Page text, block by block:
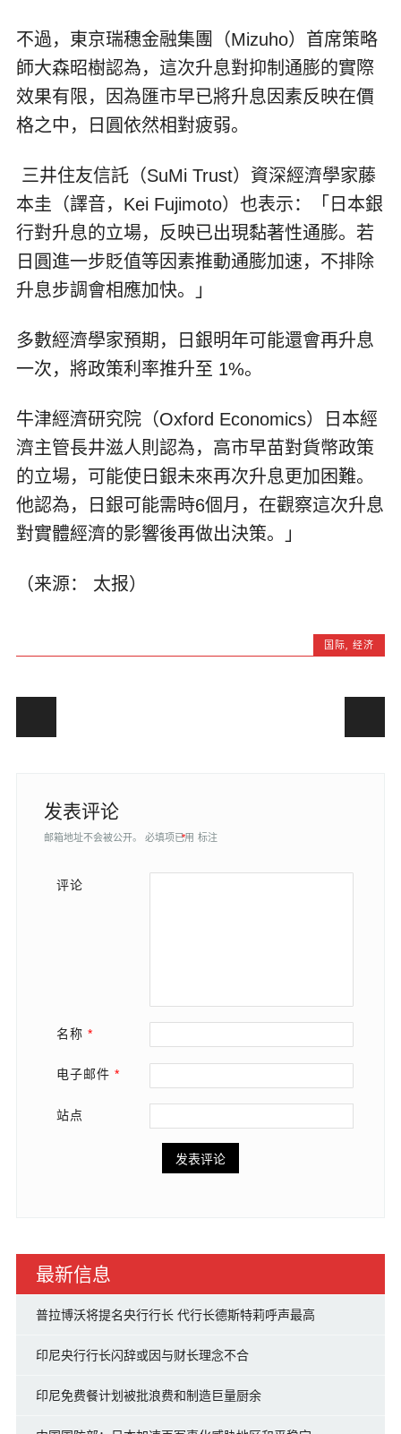
不過，東京瑞穗金融集團（Mizuho）首席策略
師大森昭樹認為，這次升息對抑制通膨的實際
效果有限，因為匯市早已將升息因素反映在價
格之中，日圓依然相對疲弱。
三井住友信託（SuMi Trust）資深經濟學家藤
本圭（譯音，Kei Fujimoto）也表示：「日本銀
行對升息的立場，反映已出現黏著性通膨。若
日圓進一步貶值等因素推動通膨加速，不排除
升息步調會相應加快。」
多數經濟學家預期，日銀明年可能還會再升息
一次，將政策利率推升至 1%。
牛津經濟研究院（Oxford Economics）日本經
濟主管長井滋人則認為，高市早苗對貨幣政策
的立場，可能使日銀未來再次升息更加困難。
他認為，日銀可能需時6個月，在觀察這次升息
對實體經濟的影響後再做出決策。」
（来源： 太报）
国际,经济
发表评论
邮箱地址不会被公开。 必填项已用
* 标注
评论
名称 *
电子邮件 *
站点
最新信息
普拉博沃将提名央行行长 代行长德斯特莉呼声最高
印尼央行行长闪辞或因与财长理念不合
印尼免费餐计划被批浪费和制造巨量厨余